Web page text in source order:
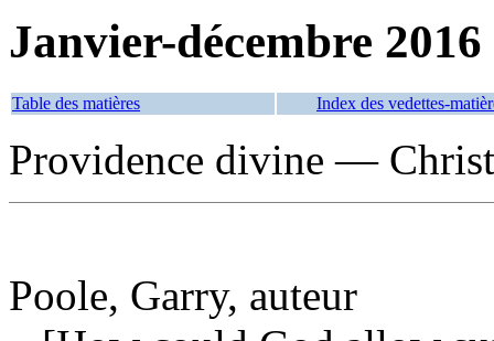
Janvier-décembre 2016
Table des matières Index des vedettes-
Providence divine —
Poole, Garry, auteur